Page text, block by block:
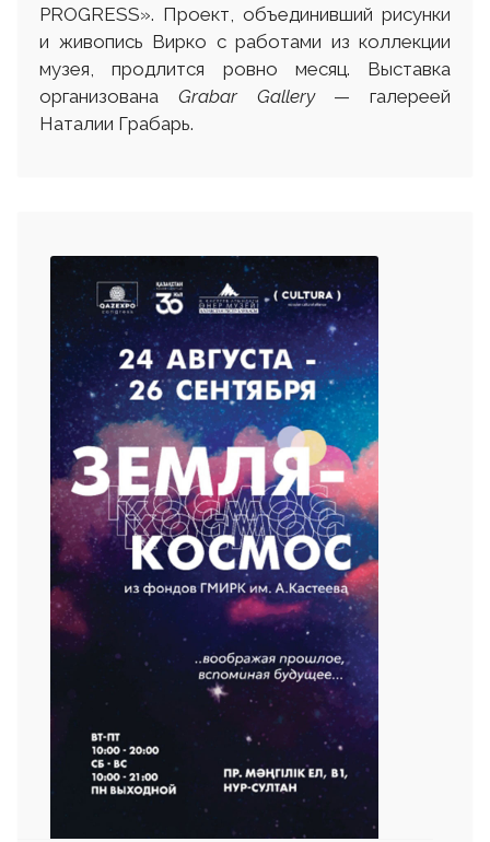
PROGRESS». Проект, объединивший рисунки
и живопись Вирко с работами из коллекции
музея, продлится ровно месяц. Выставка
организована Grabar Gallery— галереей
Наталии Грабарь.